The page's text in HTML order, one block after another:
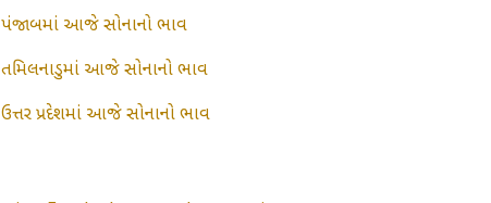
પંજાબમાં આજે સોનાનો ભાવ
તમિલનાડુમાં આજે સોનાનો ભાવ
ઉત્તર પ્રદેશમાં આજે સોનાનો ભાવ